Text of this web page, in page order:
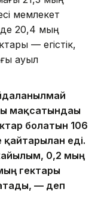
мемлекет
20,4 мың
— егістік,
ауыл
мақсатындағы
болатын 106
еді.
0,2 мың
гектары
— деп